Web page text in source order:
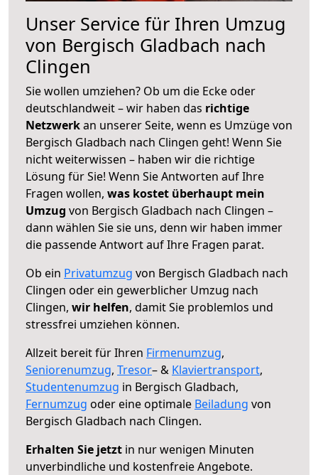
Unser Service für Ihren Umzug
von Bergisch Gladbach nach
Clingen
Sie wollen umziehen? Ob um die Ecke oder
deutschlandweit – wir haben das richtige
Netzwerkan unserer Seite, wenn es Umzüge von
Bergisch Gladbach nach Clingen geht! Wenn Sie
nicht weiterwissen – haben wir die richtige
Lösung für Sie! Wenn Sie Antworten auf Ihre
Fragen wollen, was kostet überhaupt mein
Umzug von Bergisch Gladbach nach Clingen –
dann wählen Sie sie uns, denn wir haben immer
die passende Antwort auf Ihre Fragen parat.
Ob ein Privatumzug von Bergisch Gladbach nach
Clingen oder ein gewerblicher Umzug nach
Clingen, wir helfen, damit Sie problemlos und
stressfrei umziehen können.
Allzeit bereit für Ihren Firmenumzug,
Seniorenumzug, Tresor– & Klaviertransport,
Studentenumzug in Bergisch Gladbach,
Fernumzug oder eine optimale Beiladung von
Bergisch Gladbach nach Clingen.
Erhalten Sie jetzt in nur wenigen Minuten
unverbindliche und kostenfreie Angebote.